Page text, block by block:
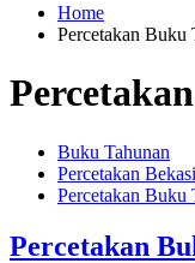
Home
Percetakan Buku
Buku Tahunan
Percetakan Bekasi
Percetakan Buku
Percetakan